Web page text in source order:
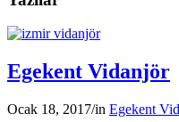
Egekent Vidanjör
Ocak 18, 2017/in Egekent